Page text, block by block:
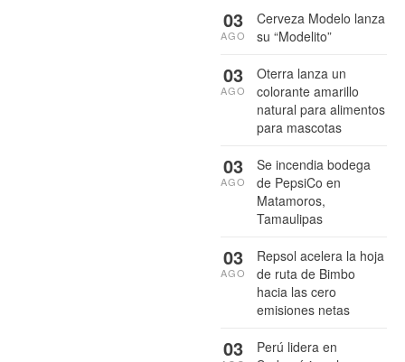
Cerveza Modelo lanza
su “Modelito”
03
AGO
Oterra lanza un
colorante amarillo
natural para alimentos
para mascotas
03
AGO
Se incendia bodega
de PepsiCo en
Matamoros,
Tamaulipas
03
AGO
Repsol acelera la hoja
de ruta de Bimbo
hacia las cero
emisiones netas
03
AGO
Perú lidera en
03